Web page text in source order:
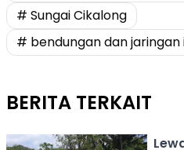
# Sungai Cikalong
# bendungan dan jaringan
BERITA TERKAIT